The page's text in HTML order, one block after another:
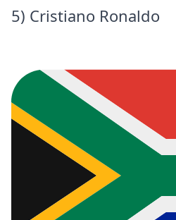
5) Cristiano Ronaldo